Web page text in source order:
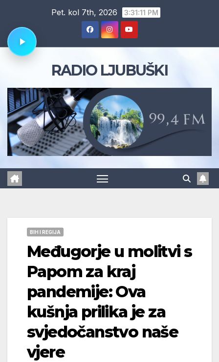
content
Pet. kol 7th, 2026 3:31:12 PM
RADIO LJUBUŠKI
BIH I REGIJA
Međugorje u molitvi s
Papom za kraj
pandemije: Ova
kušnja prilika je za
svjedočanstvo naše
vjere